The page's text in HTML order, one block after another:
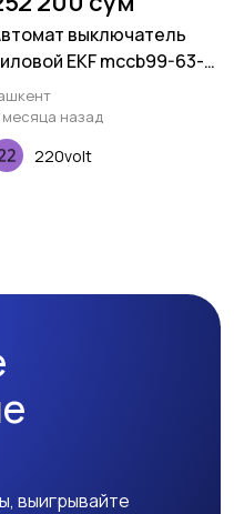
выключатель
EKF mccb99-63-
63/25A
месяца назад
220volt
выигрывайте